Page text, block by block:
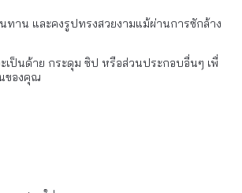
ทาน และคงรูปทรงสวยงามแม้ผ่านการซักล้าง
ป็นด้าย กระดุม ซิป หรือส่วนประกอบอื่นๆ เพื่
ของคุณ